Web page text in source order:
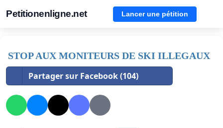
Petitionenligne.net Lancer une pétition
STOP AUX MONITEURS DE SKI ILLEGAUX
Partager sur Facebook (104)